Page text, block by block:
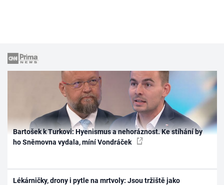
Bartošek k Turkovi: Hyenismus a nehoráznost. Ke stíhání by
ho Sněmovna vydala, míní Vondráček
Lékárničky, drony i pytle na mrtvoly: Jsou tržiště jako